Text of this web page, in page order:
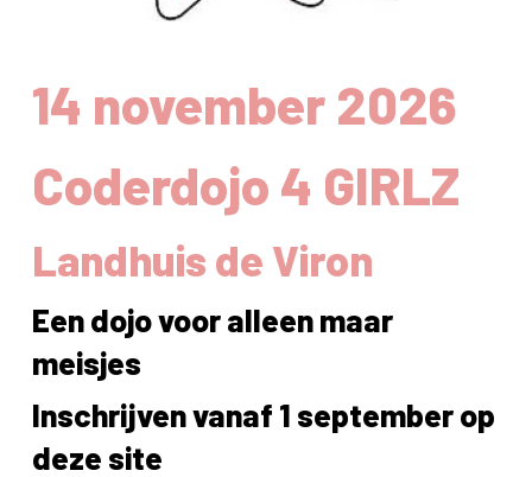
14 november 2026
Coderdojo 4 GIRLZ
Landhuis de Viron
Een dojo voor alleen maar
meisjes
Inschrijven vanaf 1 september op
deze site